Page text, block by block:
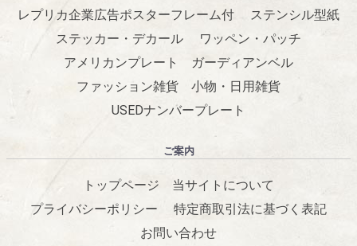
レプリカ企業広告ポスターフレーム付
ステンシル型紙
ステッカー・デカール
ワッペン・パッチ
アメリカンプレート
ガーディアンベル
ファッション雑貨
小物・日用雑貨
USEDナンバープレート
ご案内
トップページ
当サイトについて
プライバシーポリシー
特定商取引法に基づく表記
お問い合わせ